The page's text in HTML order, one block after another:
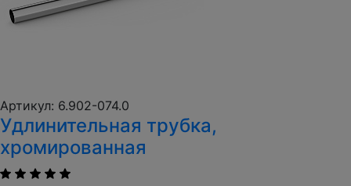
Артикул: 6.902-074.0
Удлинительная трубка,
хромированная